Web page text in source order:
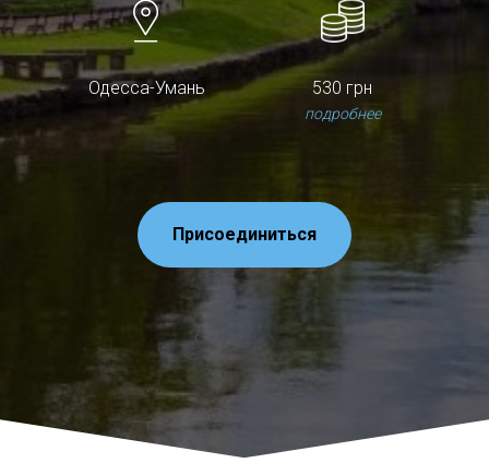
Одесса-Умань 530 грн
подробнее
Присоединиться